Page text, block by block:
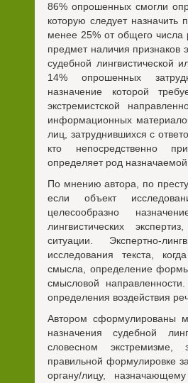
86% опрошенных смогли
которую следует
менее 25% от общего числа
предмет наличия признаков
судебной лингвистической
14% опрошенных
назначение которой
экстремистской
информационных
лиц, затруднившихся с
кто непосредственно
определяет род
По мнению автора, по
если объект
целесообразно
лингвистических
ситуации. Экспертно-
исследования текста,
смысла, определение формы
смысловой
определения воздействия
Автором сформулированы
назначения судебной
словесном экстремизме,
правильной формулировке
органу/лицу, назначающему